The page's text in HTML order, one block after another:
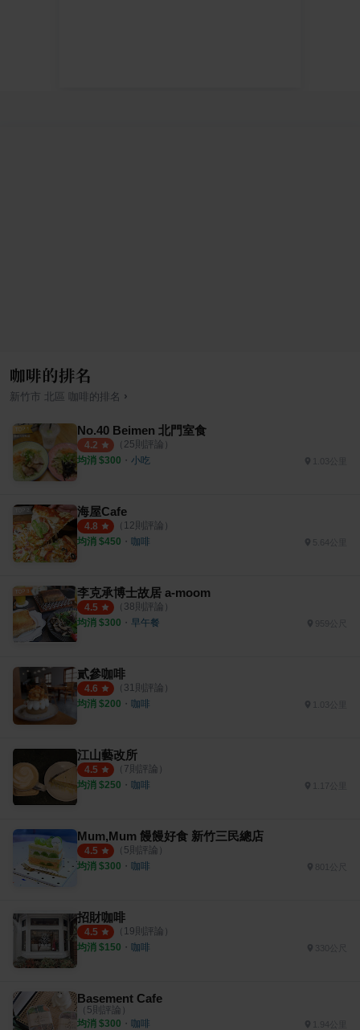
咖啡的排名
新竹市 北區 咖啡 的排名 ›
No.40 Beimen 北門室食
4.2 （ 25則評論）
均消 $300 ・ 小吃
海屋Cafe
4.8 （ 12則評論）
均消 $450 ・ 咖啡 5.64公里
李克承博士故居 a-moom
4.5 （ 38則評論）
均消 $300 ・ 早午餐 959公尺
貳參咖啡
4.6 （ 31則評論）
均消 $200 ・ 咖啡
江山藝改所
4.5 （ 7則評論）
均消 $250 ・ 咖啡
Mum,Mum 饅饅好食 新竹三民總店
4.5 （ 5則評論）
均消 $300 ・ 咖啡
招財咖啡
4.5 （ 19則評論）
均消 $150 ・ 咖啡
Basement Cafe
（ 5則評論）
均消 $300 ・ 咖啡 1.94公里